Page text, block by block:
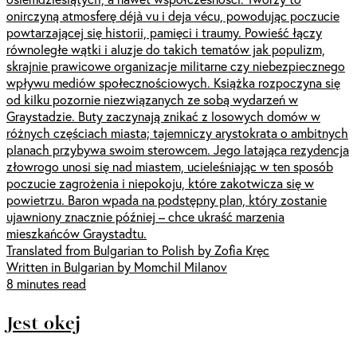
onirczyną atmosferę déjà vu i deja vécu, powodując poczucie
powtarzającej się historii, pamięci i traumy. Powieść łączy
równoległe wątki i aluzje do takich tematów jak populizm,
skrajnie prawicowe organizacje militarne czy niebezpiecznego
wpływu mediów społecznościowych. Książka rozpoczyna się
od kilku pozornie niezwiązanych ze sobą wydarzeń w
Graystadzie. Buty zaczynają znikać z losowych domów w
różnych częściach miasta; tajemniczy arystokrata o ambitnych
planach przybywa swoim sterowcem. Jego latająca rezydencja
złowrogo unosi się nad miastem, ucieleśniając w ten sposób
poczucie zagrożenia i niepokoju, które zakotwicza się w
powietrzu. Baron wpada na podstępny plan, który zostanie
ujawniony znacznie później – chce ukraść marzenia
mieszkańców Graystadtu.
Translated from Bulgarian to Polish by Zofia Kręc
Written in Bulgarian by Momchil Milanov
8 minutes read
Jest okej